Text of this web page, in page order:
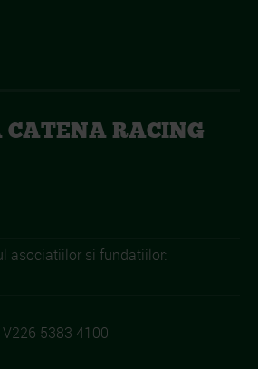
RACING
asociatiilor si fundatiilor:
V226 5383 4100